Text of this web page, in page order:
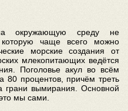
на окружающую среду не
чаще всего можно
морские создания от
млекопитающих ведётся
Поголовье акул во всём
80 процентов, причём треть
грани вымирания. Основной
мы сами.